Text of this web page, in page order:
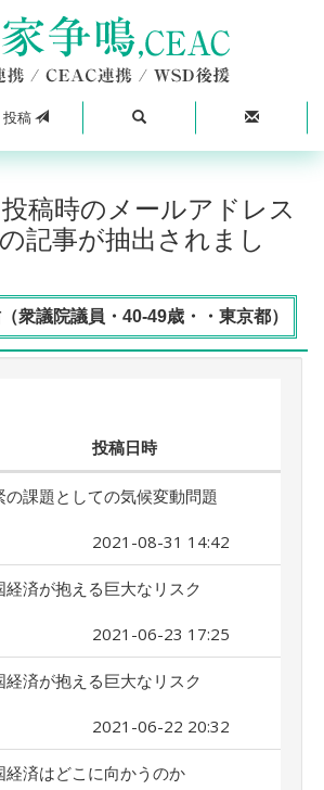
投稿
稿時のメールアドレス
記事が抽出されまし
衆議院議員・40-49歳・・東京都）
投稿日時
の課題としての気候変動問題
2021-08-31 14:42
経済が抱える巨大なリスク
2021-06-23 17:25
経済が抱える巨大なリスク
2021-06-22 20:32
経済はどこに向かうのか